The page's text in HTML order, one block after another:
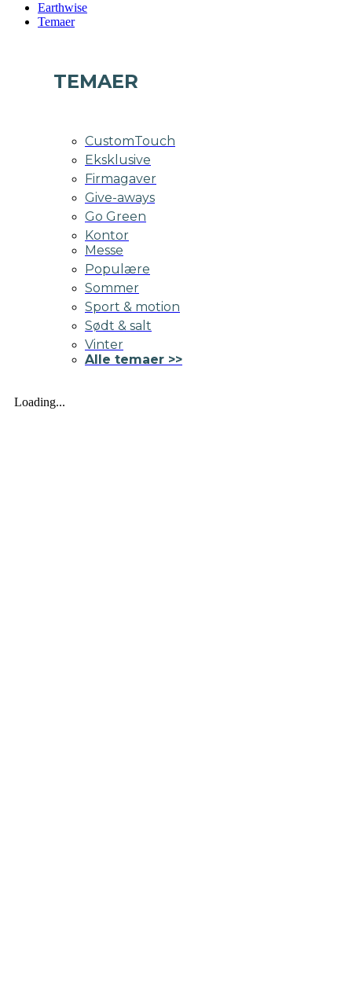
Earthwise
Temaer
TEMAER
CustomTouch
Eksklusive
Firmagaver
Give-aways
Go Green
Kontor
Messe
Populære
Sommer
Sport & motion
Sødt & salt
Vinter
Alle temaer >>
Loading...